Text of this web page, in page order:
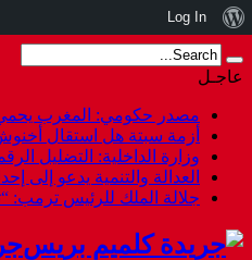
عاجـل
مصدر حكومي: المغرب يحمي
أزمة سبتة هل استقال
وزارة الداخلية: التضليل
العدالة والتنمية يدعو
جلالة الملك للرئيس
نبذة
عن
ووردبريس
Log In